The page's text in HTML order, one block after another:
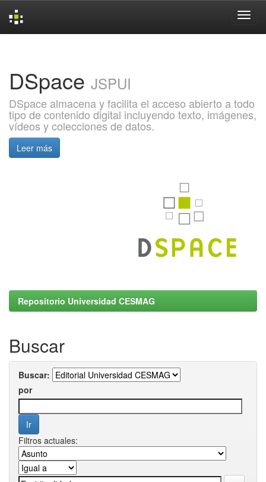
DSpace JSPUI
DSpace almacena y facilita el acceso abierto a todo
tipo de contenido digital incluyendo texto, imágenes,
vídeos y colecciones de datos.
Leer más
Repositorio Universidad CESMAG
Buscar
Buscar:
por
Filtros actuales: